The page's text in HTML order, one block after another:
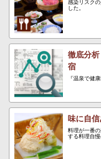
感染リスク
した。
徹底分
宿
『温泉で健
味に自
料理が一番
する料理自慢